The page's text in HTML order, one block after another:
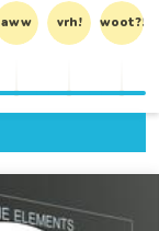
aww vrh! woot?!